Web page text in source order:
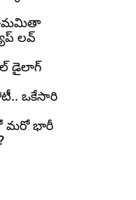
లవ్
డైలాగ్
ఒకేసారి
మరో భారీ